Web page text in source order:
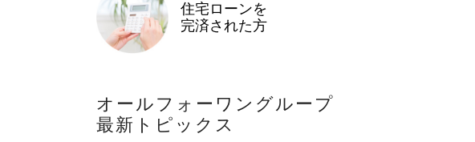
住宅ローンを
完済された方
オールフォーワングループ
最新トピックス